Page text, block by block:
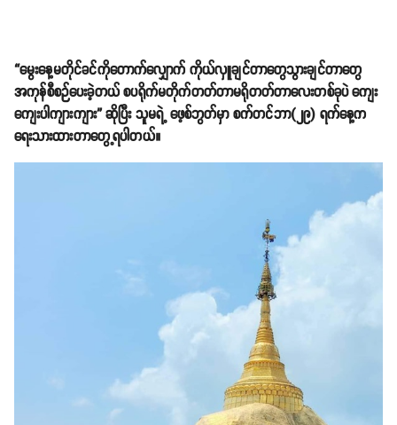
“မွေးနေ့မတိုင်ခင်ကိုတောက်လျှောက် ကိုယ်လှူချင်တာတွေသွားချင်တာတွေ
အကုန်စီစဉ်ပေးခဲ့တယ် စပရိုက်မတိုက်တတ်တာမရိုတတ်တာလေးတစ်ခုပဲ ကျေး
ကျေးပါကျားကျား” ဆိုပြီး သူမရဲ့ ဖေ့စ်ဘွတ်မှာ စက်တင်ဘာ(၂၉) ရက်နေ့က
ရေးသားထားတာတွေ့ရပါတယ်။